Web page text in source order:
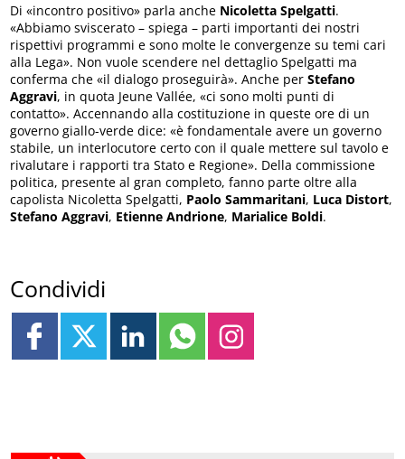
Di «incontro positivo» parla anche Nicoletta Spelgatti.
«Abbiamo sviscerato – spiega – parti importanti dei nostri
rispettivi programmi e sono molte le convergenze su temi cari
alla Lega». Non vuole scendere nel dettaglio Spelgatti ma
conferma che «il dialogo proseguirà». Anche perStefano
Aggravi, in quota Jeune Vallée, «ci sono molti punti di
contatto». Accennando alla costituzione in queste ore di un
governo giallo-verde dice: «è fondamentale avere un governo
stabile, un interlocutore certo con il quale mettere sul tavolo e
rivalutare i rapporti tra Stato e Regione». Della commissione
politica, presente al gran completo, fanno parte oltre alla
capolista Nicoletta Spelgatti, Paolo Sammaritani, Luca Distort,
Stefano Aggravi, Etienne Andrione, Marialice Boldi.
Condividi